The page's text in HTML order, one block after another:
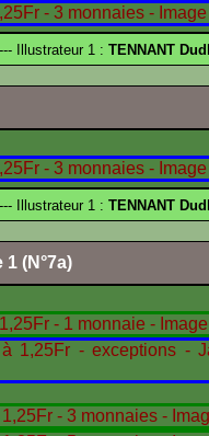
--- Illustrateur 1 : TENNANT
--- Illustrateur 1 : TENNANT
(N°7a)